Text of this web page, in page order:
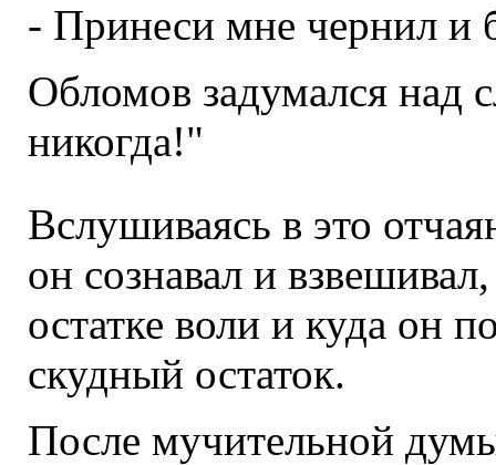
- Принеси мне чернил и
Обломов задумался над
никогда!"
Вслушиваясь в это
он сознавал и
остатке воли и куда он
скудный остаток.
После мучительной